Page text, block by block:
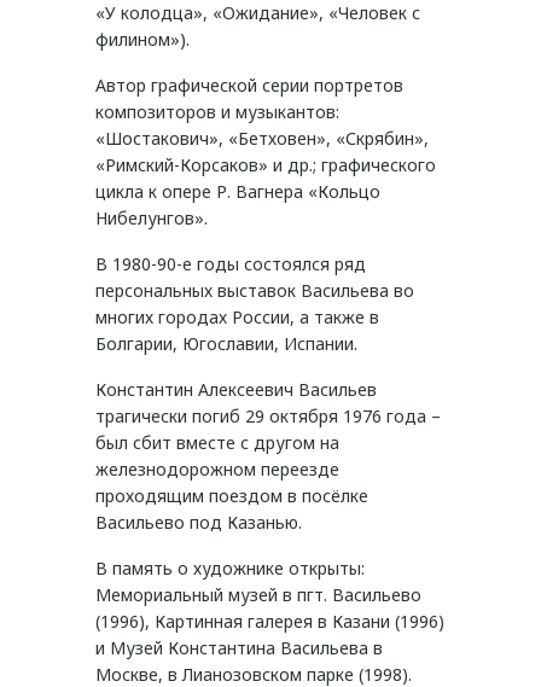
«У колодца», «Ожидание», «Человек с
филином»).
Автор графической серии портретов
композиторов и музыкантов:
«Шостакович», «Бетховен», «Скрябин»,
«Римский-Корсаков» и др.; графического
цикла к опере Р. Вагнера «Кольцо
Нибелунгов».
В 1980-90-е годы состоялся ряд
персональных выставок Васильева во
многих городах России, а также в
Болгарии, Югославии, Испании.
Константин Алексеевич Васильев
трагически погиб 29 октября 1976 года –
был сбит вместе с другом на
железнодорожном переезде
проходящим поездом в посёлке
Васильево под Казанью.
В память о художнике открыты:
Мемориальный музей в пгт. Васильево
(1996), Картинная галерея в Казани (1996)
и Музей Константина Васильева в
Москве, в Лианозовском парке (1998).